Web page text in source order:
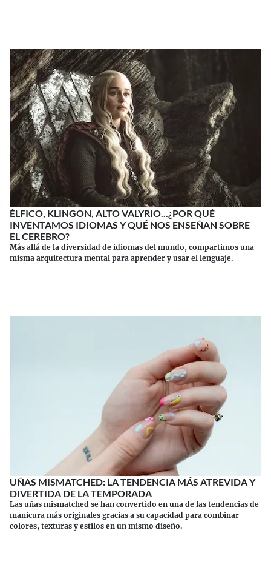
ÉLFICO, KLINGON, ALTO VALYRIO...¿POR QUÉ
INVENTAMOS IDIOMAS Y QUÉ NOS ENSEÑAN SOBRE
EL CEREBRO?
Más allá de la diversidad de idiomas del mundo, compartimos una
misma arquitectura mental para aprender y usar el lenguaje.
UÑAS MISMATCHED: LA TENDENCIA MÁS ATREVIDA Y
DIVERTIDA DE LA TEMPORADA
Las uñas mismatched se han convertido en una de las tendencias de
manicura más originales gracias a su capacidad para combinar
colores, texturas y estilos en un mismo diseño.